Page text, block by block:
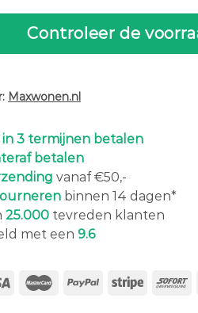
Controleer de
Maxwonen.nl
in 3 termijnen betalen
betalen
vanaf €50,-
binnen 14 dagen*
25.000 tevreden klanten
met een 9.6